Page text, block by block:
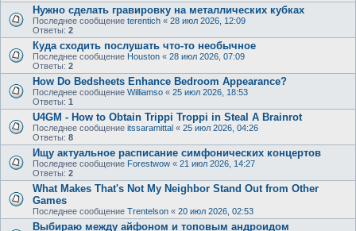
Нужно сделать гравировку на металлических кубках
Последнее сообщение terentich « 28 июл 2026, 12:09
Ответы: 2
Куда сходить послушать что-то необычное
Последнее сообщение Houston « 28 июл 2026, 07:09
Ответы: 2
How Do Bedsheets Enhance Bedroom Appearance?
Последнее сообщение Williamso « 25 июл 2026, 18:53
Ответы: 1
U4GM - How to Obtain Trippi Troppi in Steal A Brainrot
Последнее сообщение itssaramittal « 25 июл 2026, 04:26
Ответы: 8
Ищу актуальное расписание симфонических концертов
Последнее сообщение Forestwow « 21 июл 2026, 14:27
Ответы: 2
What Makes That's Not My Neighbor Stand Out from Other
Games
Последнее сообщение Trentelson « 20 июл 2026, 02:53
Выбираю между айфоном и топовым андроидом